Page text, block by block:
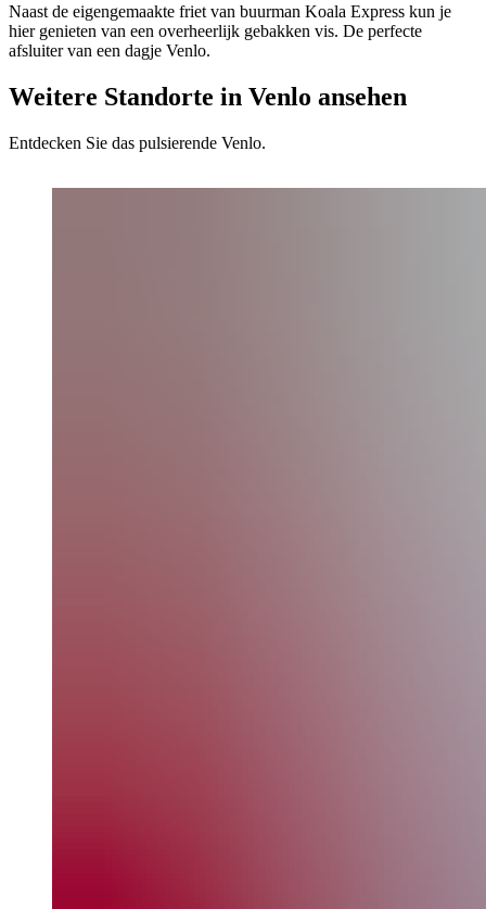
Naast de eigengemaakte friet van buurman Koala Express kun je
hier genieten van een overheerlijk gebakken vis. De perfecte
afsluiter van een dagje Venlo.
Weitere Standorte in Venlo ansehen
Entdecken Sie das pulsierende Venlo.